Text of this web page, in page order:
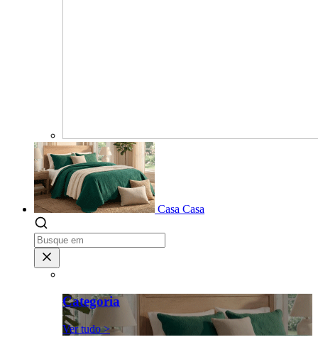
Casa Casa
Categoria
Ver tudo >